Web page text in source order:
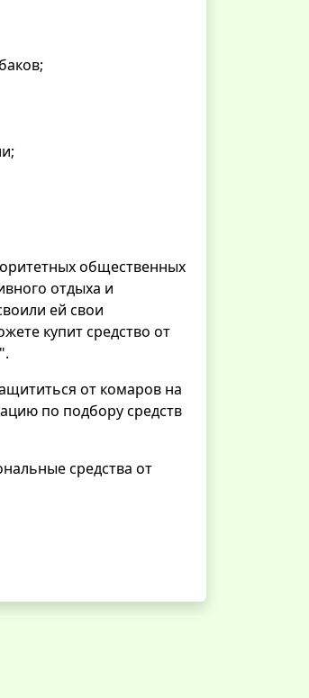
общественных
отдыха и
ей свои
купит средство от
от комаров на
по подбору средств
средства от